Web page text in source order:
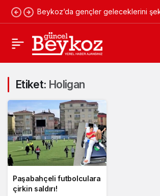
Beykoz’da gençler geleceklerini
Etiket: Holigan
Paşabahçeli futbolculara
çirkin saldırı!